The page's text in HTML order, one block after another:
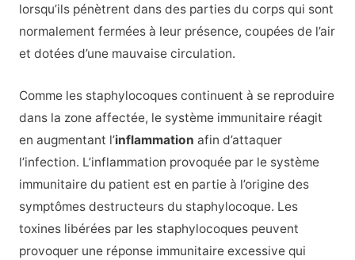
lorsqu’ils pénètrent dans des parties du corps qui sont
normalement fermées à leur présence, coupées de l’air
et dotées d’une mauvaise circulation.
Comme les staphylocoques continuent à se reproduire
dans la zone affectée, le système immunitaire réagit
en augmentant l’inflammation afin d’attaquer
l’infection. L’inflammation provoquée par le système
immunitaire du patient est en partie à l’origine des
symptômes destructeurs du staphylocoque. Les
toxines libérées par les staphylocoques peuvent
provoquer une réponse immunitaire excessive qui